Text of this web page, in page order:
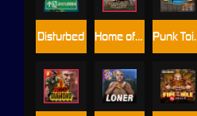
Home of the Brave
Disturbed